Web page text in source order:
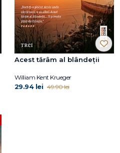
Acest tărâm al blândeții
William Kent Krueger
29.94 lei 49.90 lei